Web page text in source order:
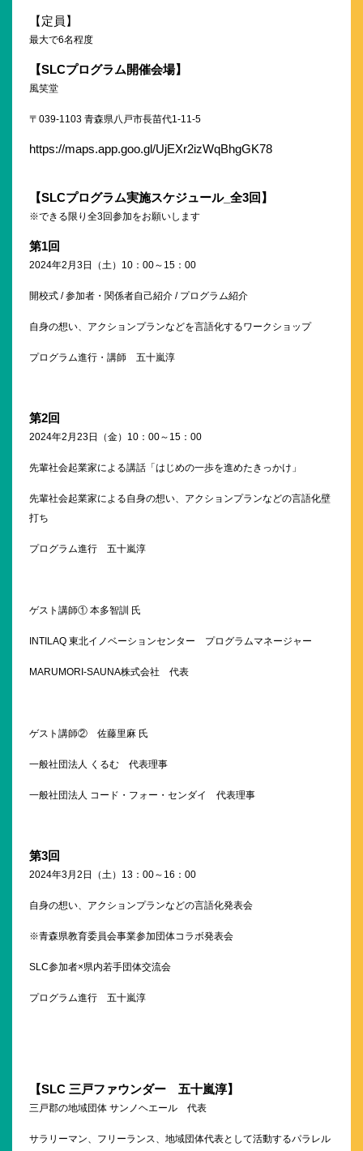
【定員】
最大で6名程度
【SLCプログラム開催会場】
風笑堂
〒039-1103 青森県八戸市長苗代1-11-5
https://maps.app.goo.gl/UjEXr2izWqBhgGK78
【SLCプログラム実施スケジュール_ 全3回】
※できる限り全3回参加をお願いします
第1回
2024年2月3日（土）10：00～15：00
開校式 / 参加者・関係者自己紹介 / プログラム紹介
自身の想い、アクションプランなどを言語化するワークショップ
プログラム進行・講師 五十嵐淳
第2回
2024年2月23日（金）10：00～15：00
先輩社会起業家による講話「はじめの一歩を進めたきっかけ」
先輩社会起業家による自身の想い、アクションプランなどの言語化壁
打ち
プログラム進行 五十嵐淳
ゲスト講師① 本多智訓 氏
INTILAQ 東北イノベーションセンター プログラムマネージャー
MARUMORI-SAUNA株式会社 代表
ゲスト講師② 佐藤里麻 氏
一般社団法人 くるむ 代表理事
一般社団法人 コード・フォー・センダイ 代表理事
第3回
2024年3月2日（土）13：00～16：00
自身の想い、アクションプランなどの言語化発表会
※青森県教育委員会事業参加団体コラボ発表会
SLC参加者×県内若手団体交流会
プログラム進行 五十嵐淳
【SLC 三戸ファウンダー 五十嵐淳】
三戸郡の地域団体 サンノヘエール 代表
サラリーマン、フリーランス、地域団体代表として活動するパラレル